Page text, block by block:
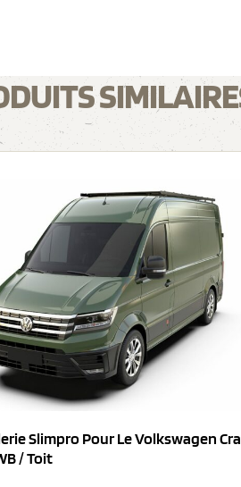
Slimpro Pour Le Volkswagen
/ Toit